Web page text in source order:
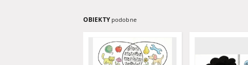
OBIEKTY podobne